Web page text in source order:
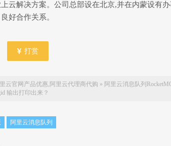
云解决方案。公司总部设在北京,并在内蒙设有办
好合作关系。
打赏
云官网产品优惠,阿里云代理商代购 » 阿里云消息队列
输出打印出来？
阿里云消息队列